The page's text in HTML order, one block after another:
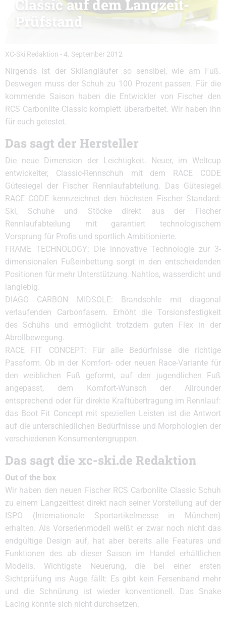
Classic auf dem Langzeit-
Prüfstand
XC-Ski Redaktion -4. September 2012
Nirgends ist der Skilangläufer so sensibel, wie am Fuß.
Deswegen muss der Schuh zu 100 Prozent passen. Für die
kommende Saison haben die Entwickler von Fischer den
RCS Carbonlite Classic komplett überarbeitet. Wir haben ihn
für euch getestet.
Das sagt der Hersteller
Die neue Dimension der Leichtigkeit. Neuer, im Weltcup
entwickelter, Classic-Rennschuh mit dem RACE CODE
Gütesiegel der Fischer Rennlaufabteilung. Das Gütesiegel
RACE CODE kennzeichnet den höchsten Fischer Standard:
Ski, Schuhe und Stöcke direkt aus der Fischer
Rennlaufabteilung mit garantiert technologischem
Vorsprung für Profis und sportlich Ambitionierte.
FRAME TECHNOLOGY: Die innovative Technologie zur 3-
dimensionalen Fußeinbettung sorgt in den entscheidenden
Positionen für mehr Unterstützung. Nahtlos, wasserdicht und
langlebig.
DIAGO CARBON MIDSOLE: Brandsohle mit diagonal
verlaufenden Carbonfasern. Erhöht die Torsionsfestigkeit
des Schuhs und ermöglicht trotzdem guten Flex in der
Abrollbewegung.
RACE FIT CONCEPT: Für alle Bedürfnisse die richtige
Passform. Ob in der Komfort- oder neuen Race-Variante für
den weiblichen Fuß geformt, auf den jugendlichen Fuß
angepasst, dem Komfort-Wunsch der Allrounder
entsprechend oder für direkte Kraftübertragung im Rennlauf:
das Boot Fit Concept mit speziellen Leisten ist die Antwort
auf die unterschiedlichen Bedürfnisse und Morphologien der
verschiedenen Konsumentengruppen.
Das sagt die xc-ski.de Redaktion
Out of the box
Wir haben den neuen Fischer RCS Carbonlite Classic Schuh
zu einem Langzeittest direkt nach seiner Vorstellung auf der
ISPO (Internationale Sportartikelmesse in München)
erhalten. Als Vorserienmodell weißt er zwar noch nicht das
endgültige Design auf, hat aber bereits alle Features und
Funktionen des ab dieser Saison im Handel erhältlichen
Modells. Wichtigste Neuerung, die bei einer ersten
Sichtprüfung ins Auge fällt: Es gibt kein Fersenband mehr
und die Schnürung ist wieder konventionell. Das Snake
Lacing konnte sich nicht durchsetzen.